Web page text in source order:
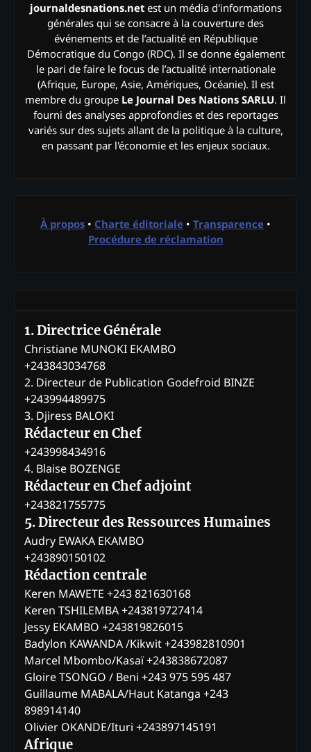
journaldesnations.netest un média d'informations
générales qui se consacre à la couverture des
événements et de l’actualité en République
Démocratique du Congo (RDC). Il se donne également
le pari de faire le focus de l’actualité internationale
(Afrique, Europe, Asie, Amériques, Océanie). Il est
membre du groupe Le Journal Des Nations SARLU. Il
fourni des analyses approfondies et des reportages
variés sur des sujets allant de la politique à la culture,
en passant par l'économie et les enjeux sociaux.
À propos • Charte éditoriale • Transparence •
Procédure de réclamation
1. Directrice Générale
Christiane MUNOKI EKAMBO
+243843034768
2. Directeur de Publication Godefroid BINZE
+243994489975
3. Djiress BALOKI
Rédacteur en Chef
+243998434916
4. Blaise BOZENGE
Rédacteur en Chef adjoint
+243821755775
5. Directeur des Ressources Humaines
Audry EWAKA EKAMBO
+243890150102
Rédaction centrale
Keren MAWETE +243 821630168
Keren TSHILEMBA +243819727414
Jessy EKAMBO +243819826015
Badylon KAWANDA /Kikwit +243982810901
Marcel Mbombo/Kasaï +243838672087
Gloire TSONGO / Beni +243 975 595 487
Guillaume MABALA/Haut Katanga +243
898914140
Olivier OKANDE/Ituri +243897145191
Afrique